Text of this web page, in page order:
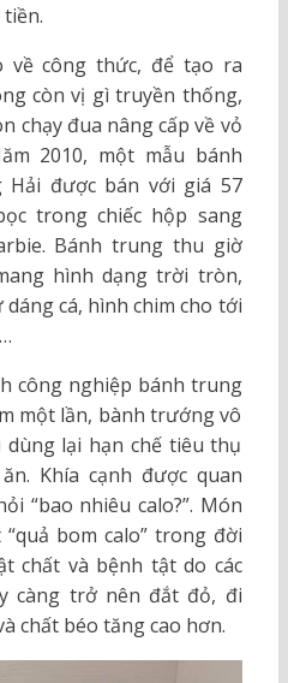
về công thức, để tạo ra
còn vị gì truyền thống,
chạy đua nâng cấp về vỏ
2010, một mẫu bánh
được bán với giá 57
trong chiếc hộp sang
Bánh trung thu giờ
hình dạng trời tròn,
cá, hình chim cho tới
công nghiệp bánh trung
một lần, bành trướng vô
lại hạn chế tiêu thụ
Khía cạnh được quan
“bao nhiêu calo?”. Món
bom calo” trong đời
chất và bệnh tật do các
càng trở nên đắt đỏ, đi
chất béo tăng cao hơn.